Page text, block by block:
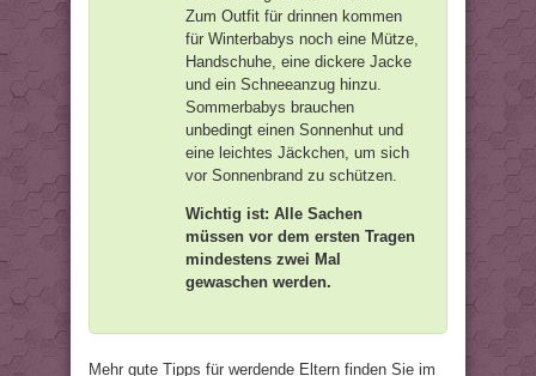
Zum Outfit für drinnen kommen
für Winterbabys noch eine Mütze,
Handschuhe, eine dickere Jacke
und ein Schneeanzug hinzu.
Sommerbabys brauchen
unbedingt einen Sonnenhut und
eine leichtes Jäckchen, um sich
vor Sonnenbrand zu schützen.
Wichtig ist: Alle Sachen
müssen vor dem ersten Tragen
mindestens zwei Mal
gewaschen werden.
Mehr gute Tipps für werdende Eltern finden Sie im